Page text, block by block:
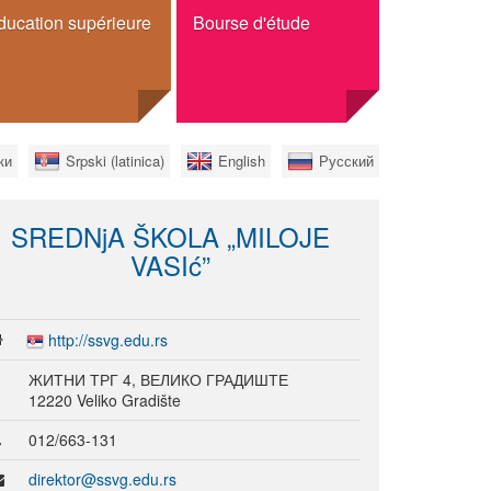
supérieure Bourse d'étude
Bourse
Pour les citoyens serbes
Srpski (latinica) English Русский
SREDNjA ŠKOLA „MILOJE
VASIć”
http://ssvg.edu.rs
ЖИТНИ ТРГ 4, ВЕЛИКО ГРАДИШТЕ
12220 Veliko Gradište
012/663-131
direktor@ssvg.edu.rs